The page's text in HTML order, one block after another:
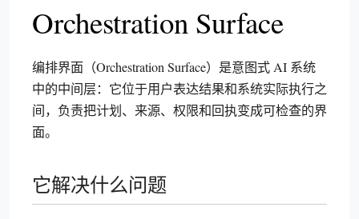
Orchestration Surface
编排界面（Orchestration Surface）是意图式 AI 系统
中的中间层：它位于用户表达结果和系统实际执行之
间，负责把计划、来源、权限和回执变成可检查的界
面。
它解决什么问题